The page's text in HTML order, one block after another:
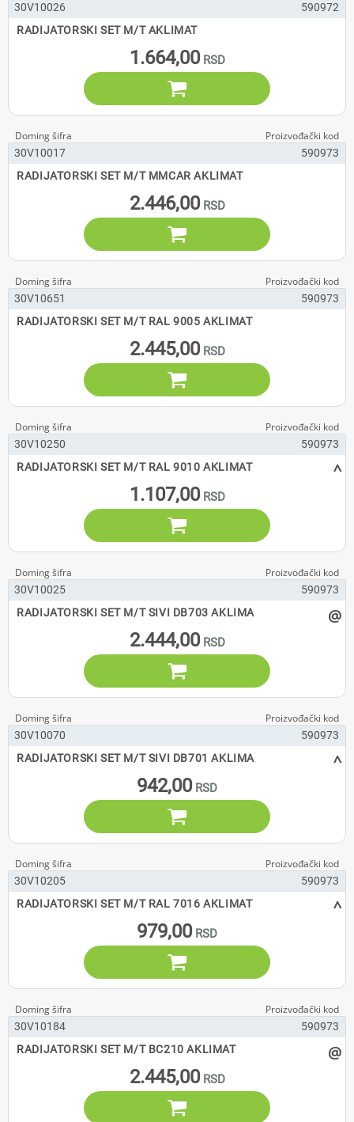
30V10026
590972
RADIJATORSKI SET M/T AKLIMAT
1.664,00

30V10017
590973
RADIJATORSKI SET M/T MMCAR AKLIMAT
2.446,00

30V10651
590973
RADIJATORSKI SET M/T RAL 9005 AKLIMAT
2.445,00

30V10250
590973
RADIJATORSKI SET M/T RAL 9010 AKLIMAT
1.107,00
^

30V10025
590973
RADIJATORSKI SET M/T SIVI DB703 AKLIMA
2.444,00
@

30V10070
590973
RADIJATORSKI SET M/T SIVI DB701 AKLIMA
942,00
^

30V10205
590973
RADIJATORSKI SET M/T RAL 7016 AKLIMAT
979,00
^

30V10184
590973
RADIJATORSKI SET M/T BC210 AKLIMAT
2.445,00
@
